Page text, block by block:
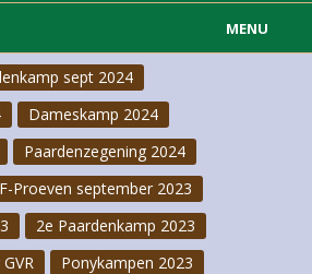
MENU
sept 2024
Dameskamp 2024
Paardenzegening 2024
F-Proeven september 2023
2e Paardenkamp 2023
Ponykampen 2023